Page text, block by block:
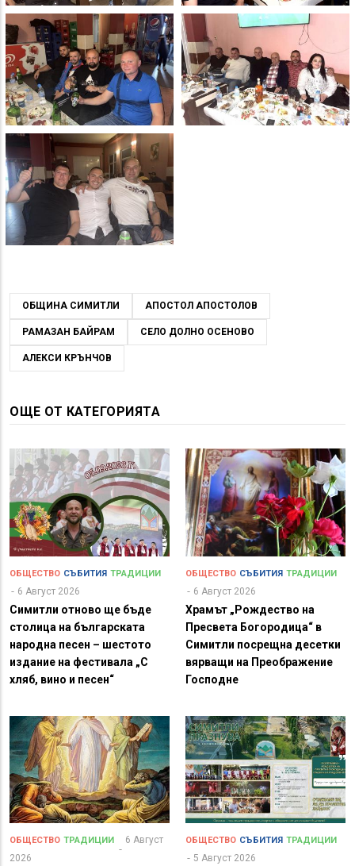
ОБЩИНА СИМИТЛИ АПОСТОЛ АПОСТОЛОВ
РАМАЗАН БАЙРАМ СЕЛО ДОЛНО ОСЕНОВО
АЛЕКСИ КРЪНЧОВ
ОЩЕ ОТ КАТЕГОРИЯТА
ОБЩЕСТВО СЪБИТИЯ ТРАДИЦИИ
6 Август 2026
Симитли отново ще бъде
столица на българската
народна песен – шестото
издание на фестивала „С
хляб, вино и песен“
ОБЩЕСТВО СЪБИТИЯ ТРАДИЦИИ
6 Август 2026
Храмът „Рождество на
Пресвета Богородица“ в
Симитли посрещна десетки
вярващи на Преображение
Господне
ОБЩЕСТВО ТРАДИЦИИ
6 Август
2026
ОБЩЕСТВО СЪБИТИЯ ТРАДИЦИИ
5 Август 2026